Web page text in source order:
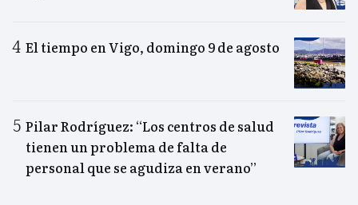
El tiempo en Vigo, domingo 9 de agosto
Pilar Rodríguez: “Los centros de salud
tienen un problema de falta de
personal que se agudiza en verano”